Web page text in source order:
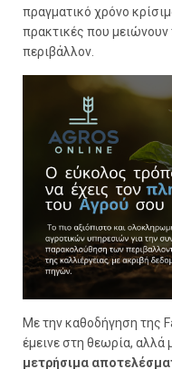
πραγματικό χρόνο
πρακτικές που
περιβάλλον.
Με την καθοδήγηση της
έμεινε στη θεωρία, αλλά
μετρήσιμα